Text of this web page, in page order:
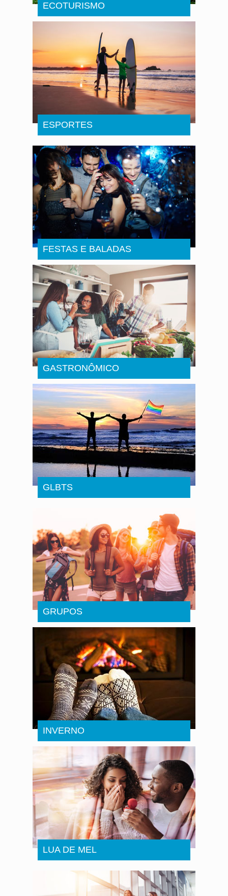
ECOTURISMO
ESPORTES
FESTAS E BALADAS
GASTRONÔMICO
GLBTS
GRUPOS
INVERNO
LUA DE MEL